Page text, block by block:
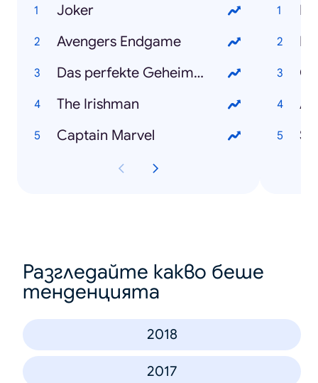
Joker
Avengers Endgame
Das perfekte Geheimnis
The Irishman
Captain Marvel
Разгледайте какво беше
тенденцията
2018
2017